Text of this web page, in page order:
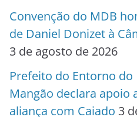
Convenção do MDB
de Daniel Donizet à
3 de agosto de 2026
Prefeito do Entorno do
Mangão declara apoio
aliança com Caiado 3